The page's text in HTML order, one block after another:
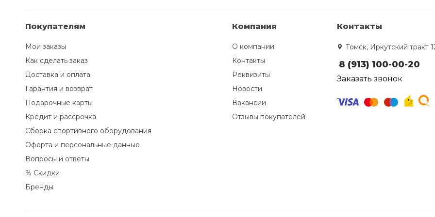
Покупателям
Мои заказы
Как сделать заказ
Доставка и оплата
Гарантия и возврат
Подарочные карты
Кредит и рассрочка
Сборка спортивного оборудования
Оферта и персональные данные
Вопросы и ответы
% Скидки
Бренды
Компания
О компании
Контакты
Реквизиты
Новости
Вакансии
Отзывы покупателей
Контакты
Томск, Иркутский тракт
8 (913) 100-00-20
Заказать звонок